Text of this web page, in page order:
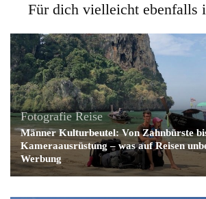
Für dich vielleicht ebenfalls
Fotografie Reise
Männer Kulturbeutel: Von Zahnbürste
Kameraausrüstung – was auf Reisen
Werbung